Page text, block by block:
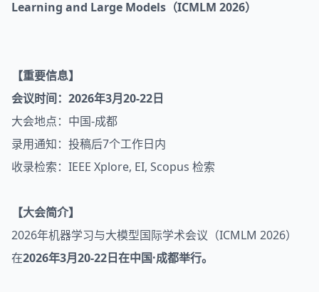
Learning and Large Models（ICMLM 2026）
【重要信息】
会议时间：2026年3月20-22日
大会地点：中国-成都
录用通知：投稿后7个工作日内
收录检索：IEEE Xplore, EI, Scopus 检索
【大会简介】
2026年机器学习与大模型国际学术会议（ICMLM 2026）
在2026年3月20-22日在中国·成都举行。